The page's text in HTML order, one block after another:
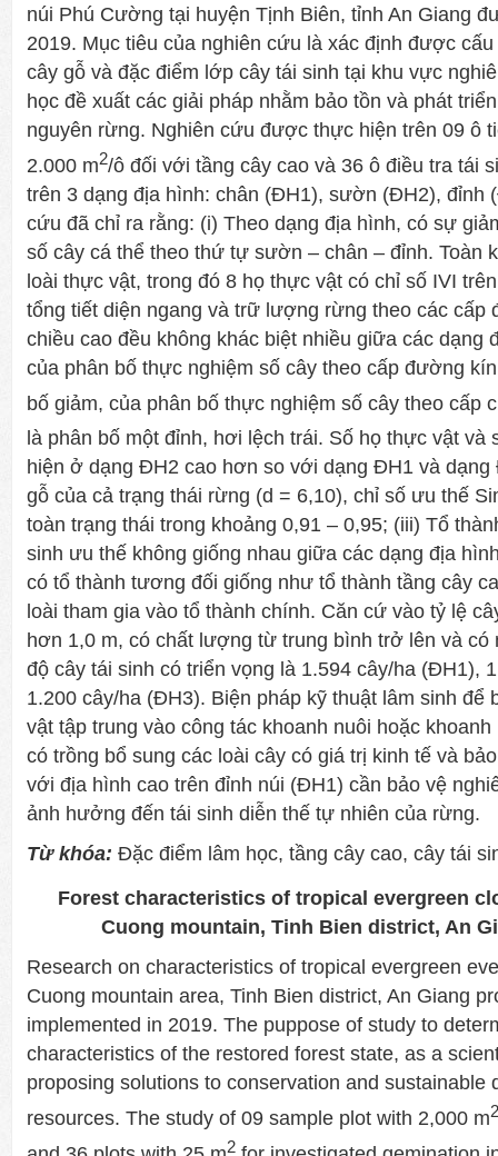
núi Phú Cường tại huyện Tịnh Biên, tỉnh An Giang
2019. Mục tiêu của nghiên cứu là xác định được
cây gỗ và đặc điểm lớp cây tái sinh tại khu vực
học đề xuất các giải pháp nhằm bảo tồn và phát
nguyên rừng. Nghiên cứu được thực hiện trên 09 ô
2.000 m2/ô đối với tầng cây cao và 36 ô điều tra tái
trên 3 dạng địa hình: chân (ĐH1), sườn (ĐH2), đỉnh
cứu đã chỉ ra rằng: (i) Theo dạng địa hình, có sự
số cây cá thể theo thứ tự sườn – chân – đỉnh. Toàn
loài thực vật, trong đó 8 họ thực vật có chỉ số IVI
tổng tiết diện ngang và trữ lượng rừng theo các cấp
chiều cao đều không khác biệt nhiều giữa các dạng
của phân bố thực nghiệm số cây theo cấp đường
bố giảm, của phân bố thực nghiệm số cây theo cấp
là phân bố một đỉnh, hơi lệch trái. Số họ thực vật và
hiện ở dạng ĐH2 cao hơn so với dạng ĐH1 và
gỗ của cả trạng thái rừng (d = 6,10), chỉ số ưu thế
toàn trạng thái trong khoảng 0,91 – 0,95; (iii) Tổ
sinh ưu thế không giống nhau giữa các dạng địa
có tổ thành tương đối giống như tổ thành tầng cây
loài tham gia vào tổ thành chính. Căn cứ vào tỷ lệ
hơn 1,0 m, có chất lượng từ trung bình trở lên và có
độ cây tái sinh có triển vọng là 1.594 cây/ha (ĐH1),
1.200 cây/ha (ĐH3). Biện pháp kỹ thuật lâm sinh để
vật tập trung vào công tác khoanh nuôi hoặc
có trồng bổ sung các loài cây có giá trị kinh tế và
với địa hình cao trên đỉnh núi (ĐH1) cần bảo vệ
ảnh hưởng đến tái sinh diễn thế tự nhiên của rừng.
Từ khóa: Đặc điểm lâm học, tầng cây cao, cây tái
Forest characteristics of tropical evergreen
Cuong mountain, Tinh Bien district, An
Research on characteristics of tropical evergreen
Cuong mountain area, Tinh Bien district, An Giang
implemented in 2019. The puppose of study to
characteristics of the restored forest state, as a
proposing solutions to conservation and sustainable
resources. The study of 09 sample plot with ​​2,000 m2
2